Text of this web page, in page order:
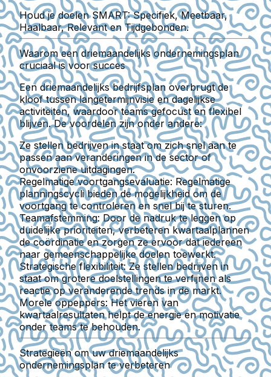
Houd je doelen SMART: Specifiek, Meetbaar,
Haalbaar, Relevant en Tijdgebonden.
Waarom een driemaandelijks ondernemingsplan
cruciaal is voor succes
Een driemaandelijks bedrijfsplan overbrugt de
kloof tussen langetermijnvisie en dagelijkse
activiteiten, waardoor teams gefocust en flexibel
blijven. De voordelen zijn onder andere:
Ze stellen bedrijven in staat om zich snel aan te
passen aan veranderingen in de sector of
onvoorziene uitdagingen.
Regelmatige voortgangsevaluatie:Regelmatige
planningscycli bieden de mogelijkheid om de
voortgang te controleren en snel bij te sturen.
Teamafstemming: Door de nadruk te leggen op
duidelijke prioriteiten, verbeteren kwartaalplannen
de coördinatie en zorgen ze ervoor dat iedereen
naar gemeenschappelijke doelen toewerkt.
Strategische flexibiliteit:Ze stellen bedrijven in
staat om grotere doelstellingen te verfijnen als
reactie op veranderende trends in de markt.
Morele oppeppers: Het vieren van
kwartaalresultaten helpt de energie en motivatie
onder teams te behouden.
Strategieën om uw driemaandelijks
ondernemingsplan te verbeteren